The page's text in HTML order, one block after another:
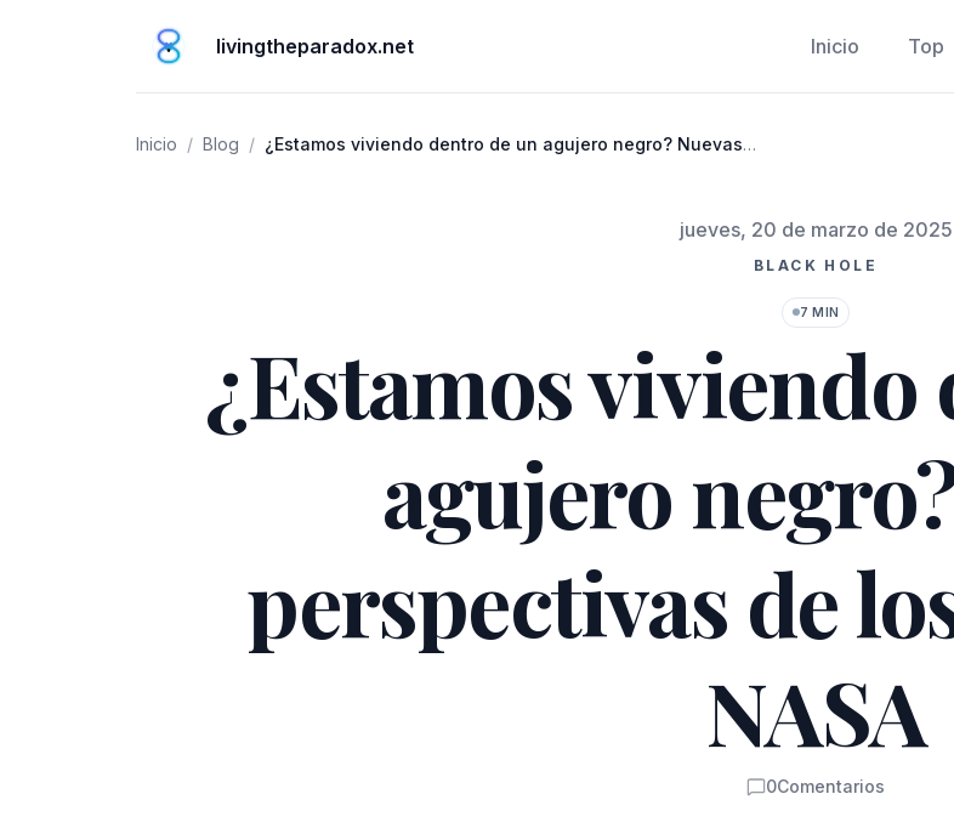
livingtheparadox.net Inicio Top
Inicio / Blog / ¿Estamos viviendo dentro de un agujero negro? Nuevas
Publicado el
jueves, 20 de marzo de 2025
BLACK HOLE
7 MIN
¿Estamos
agujero
perspectivas de
NASA
0Comentarios
Comentarios